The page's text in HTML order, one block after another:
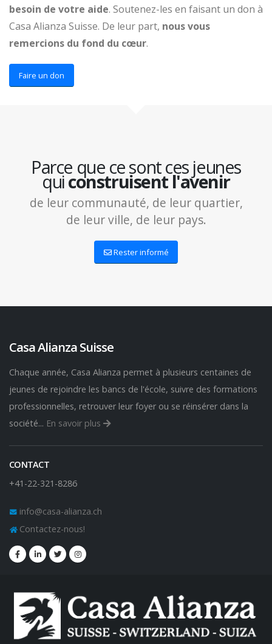
besoin de votre aide. Soutenez-les en faisant un don à
Casa Alianza Suisse. De leur part, nous vous
remercions du fond du cœur.
Faire un don
Parce que ce sont ces jeunes
quiconstruisent l'avenir
de leur communauté, de leur quartier,
de leur ville, de leur pays.
Rester informé
Casa Alianza Suisse
Chaque année, Casa Alianza permet à plusieurs centaines de
jeunes de rejoindre les bancs de l'école, suivre des formations
professionnelles, retrouver leur foyer ou se réinsérer dans la
société... En savoir plus
CONTACT
+41-22-321-8286
info@casa-alianza.ch
Contactez-nous!